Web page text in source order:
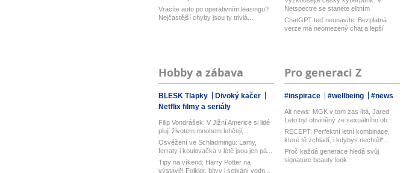
Vracíte auto po operativním leasingu?
Nejčastější chyby jsou ty triviá...
Netspectre se stanete elitním
hackerem ...
ChatGPT teď neunavíte. Bezplatná
verze má neomezený chat a lepší
Hobby a zábava
BLESK Tlapky
Divoký kačer
Netflix filmy a seriály
Filip Vondrášek: V Jižní Americe si lidé
plují životem mnohem lehčeji,...
Osvěžení ve Schladmingu: Lamy,
ferraty i koulovačka v létě jsou jen pá...
Tipy na víkend: Harry Potter na
výstavě! Folklor, bitvy i setkání vodn...
Pro generaci Z
#inspirace #wellbeing #news
Alt news: MGK v tom zas lítá, Jared
Leto byl obviněný ze sexuálního ob...
RECEPT: Perfektní letní kombinace,
které tě zchladí, i kdybys nechtěl*...
Proč každá generace hledá svůj
signature beauty look